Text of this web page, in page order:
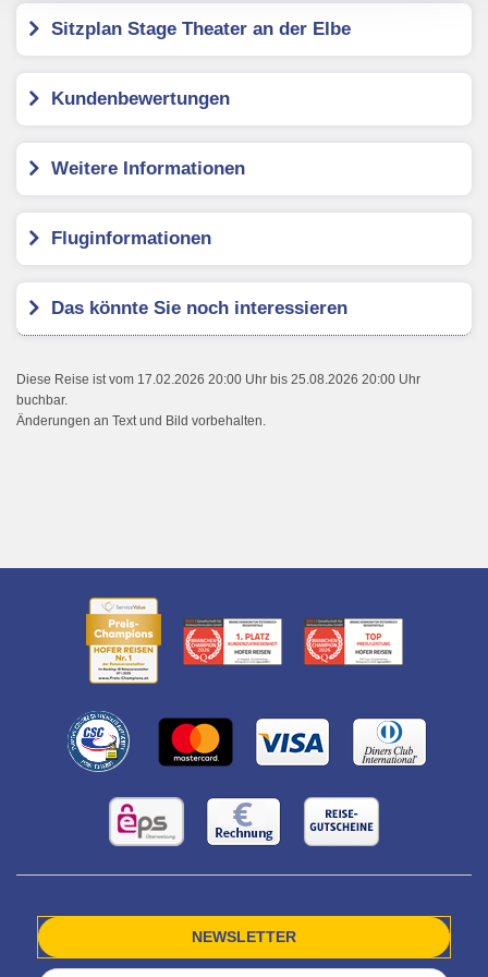
Sitzplan Stage Theater an der Elbe
Kundenbewertungen
Weitere Informationen
Fluginformationen
Das könnte Sie noch interessieren
Diese Reise ist vom 17.02.2026 20:00 Uhr bis 25.08.2026 20:00 Uhr
buchbar.
Änderungen an Text und Bild vorbehalten.
NEWSLETTER